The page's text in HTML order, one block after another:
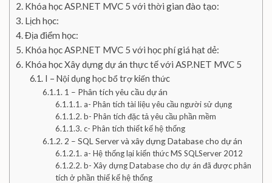
Khóa học ASP.NET MVC 5 với thời gian đào tạo:
Lịch học:
Địa điểm học:
Khóa học ASP.NET MVC 5 với học phí giá hạt dẻ:
Khóa học Xây dựng dự án thực tế với ASP.NET MVC 5
I – Nội dụng học bổ trợ kiến thức
1 – Phân tích yêu cầu dự án
a- Phân tích tài liệu yêu cầu người sử dụng
b- Phân tích đặc tả yêu cầu phần mềm
c- Phân tích thiết kế hệ thống
2 – SQL Server và xây dựng Database cho dự án
a- Hệ thống lại kiến thức MS SQLServer 2012
b- Xây dựng Database cho dự án đã được phân
tích ở phần thiế kế hệ thống